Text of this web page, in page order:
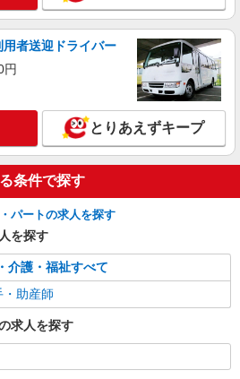
ぐ★病院でお掃除/食事の配膳など♪★
円〜2125円 ＜日払い有/週払い有/交
(ガソリン代含む)＞
詳細を見る
者送迎ドライバー
円
とりあえずキープ
条件で探す
パートの求人を探す
を探す
介護・福祉すべて
助産師
求人を探す